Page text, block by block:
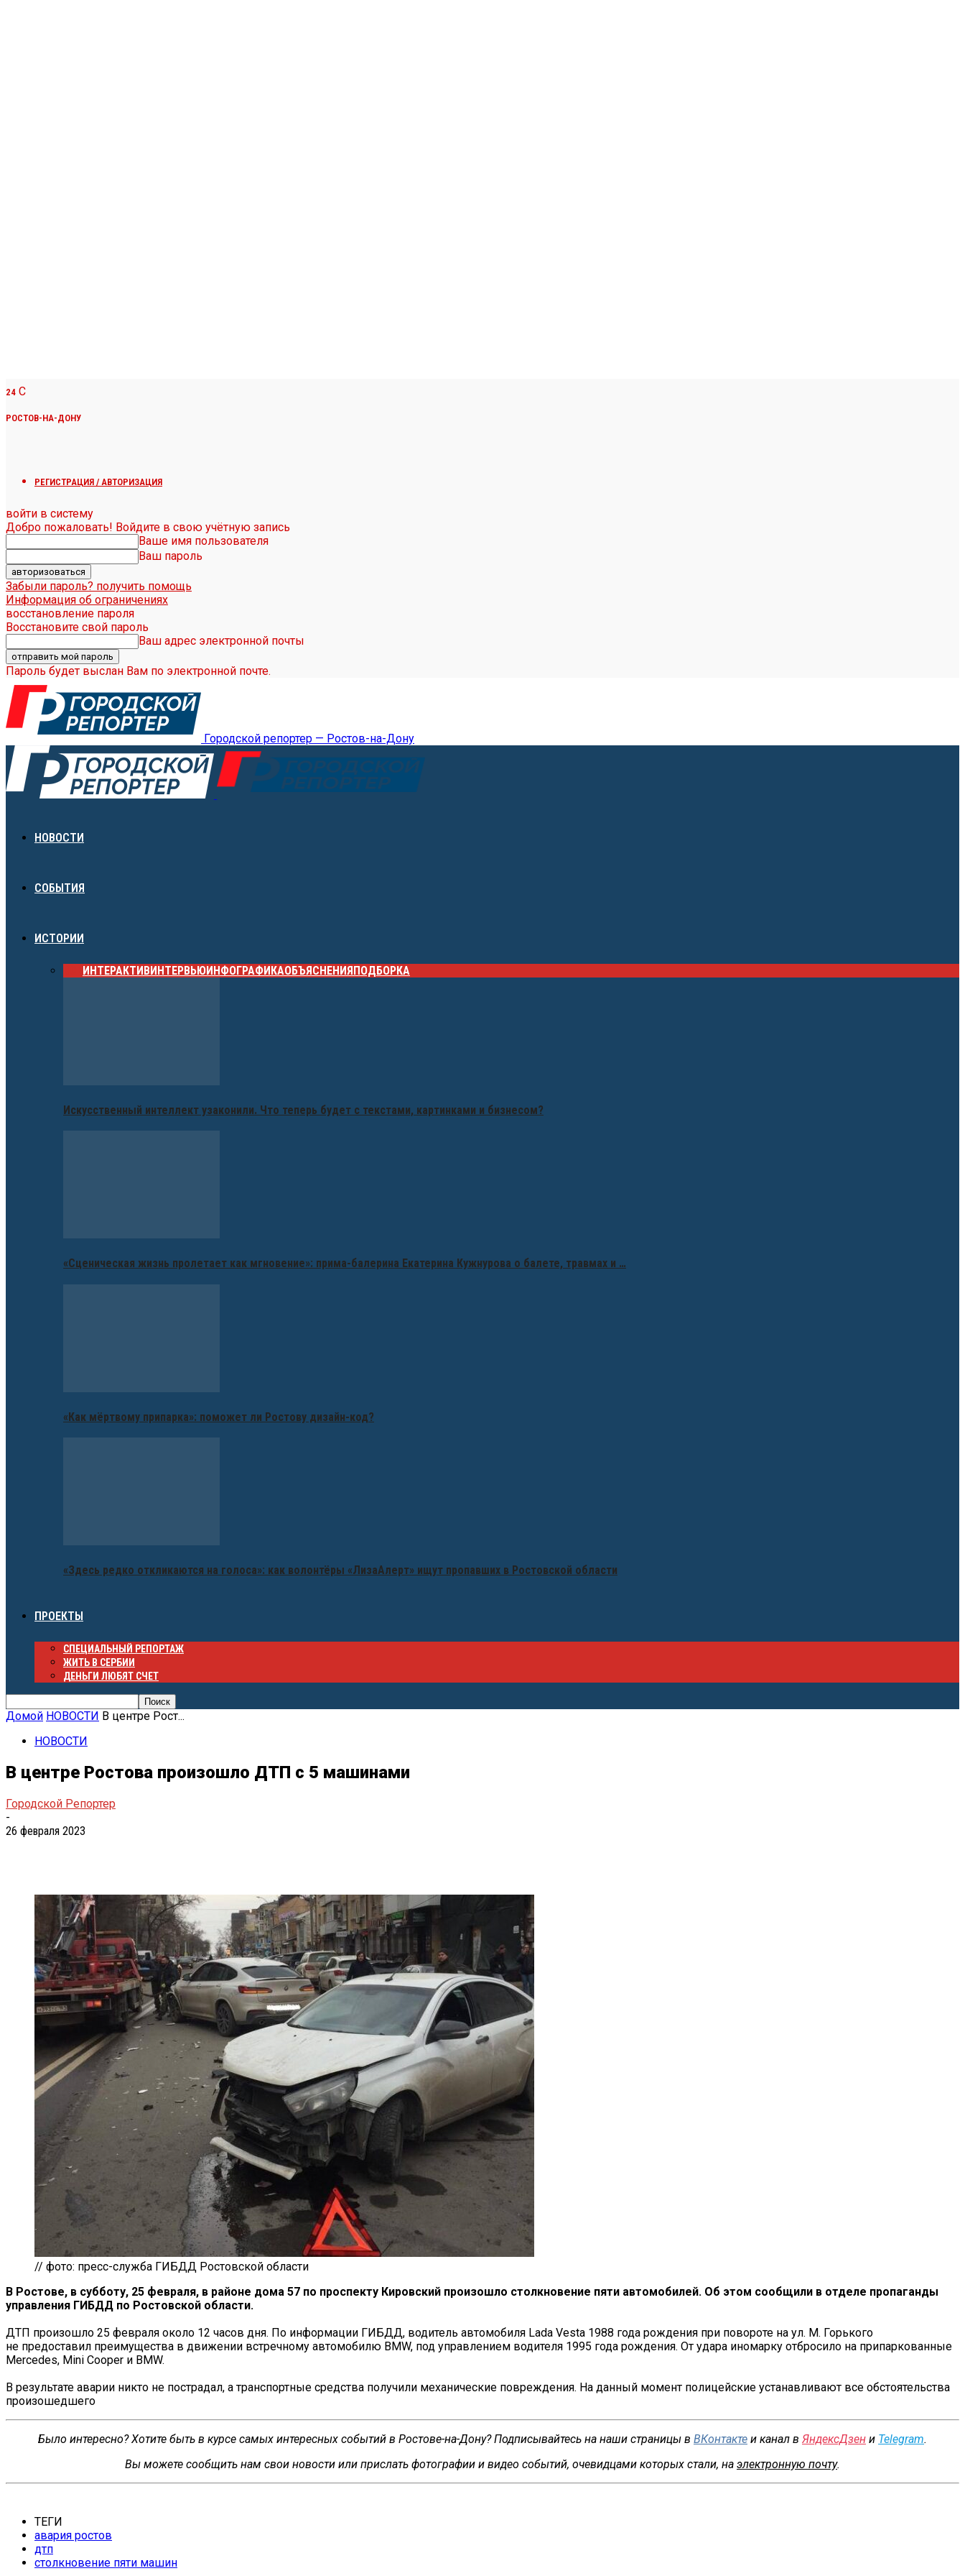
24 C
РОСТОВ-НА-ДОНУ
РЕГИСТРАЦИЯ / АВТОРИЗАЦИЯ
войти в систему
Добро пожаловать! Войдите в свою учётную запись
Ваше имя пользователя
Ваш пароль
Забыли пароль? получить помощь
Информация об ограничениях
восстановление пароля
Восстановите свой пароль
Ваш адрес электронной почты
Пароль будет выслан Вам по электронной почте.
Городской репортер — Ростов-на-Дону
НОВОСТИ
СОБЫТИЯ
ИСТОРИИ
ИНТЕРАКТИВИНТЕРВЬЮИНФОГРАФИКАОБЪЯСНЕНИЯПОДБОРКА
Искусственный интеллект узаконили. Что теперь будет с текстами, картинками и бизнесом?
«Сценическая жизнь пролетает как мгновение»: прима-балерина Екатерина Кужнурова о балете, травмах и …
«Как мёртвому припарка»: поможет ли Ростову дизайн-код?
«Здесь редко откликаются на голоса»: как волонтёры «ЛизаАлерт» ищут пропавших в Ростовской области
ПРОЕКТЫ
СПЕЦИАЛЬНЫЙ РЕПОРТАЖ
ЖИТЬ В СЕРБИИ
ДЕНЬГИ ЛЮБЯТ СЧЕТ
Домой НОВОСТИ В центре Рост...
НОВОСТИ
В центре Ростова произошло ДТП с 5 машинами
Городской Репортер
-
26 февраля 2023
// фото: пресс-служба ГИБДД Ростовской области
В Ростове, в субботу, 25 февраля, в районе дома 57 по проспекту Кировский произошло столкновение пяти автомобилей. Об этом сообщили в отделе пропаганды
управления ГИБДД по Ростовской области.
ДТП произошло 25 февраля около 12 часов дня. По информации ГИБДД, водитель автомобиля Lada Vesta 1988 года рождения при повороте на ул. М. Горького
не предоставил преимущества в движении встречному автомобилю BMW, под управлением водителя 1995 года рождения. От удара иномарку отбросило на припаркованные
Mercedes, Mini Cooper и BMW.
В результате аварии никто не пострадал, а транспортные средства получили механические повреждения. На данный момент полицейские устанавливают все обстоятельства
произошедшего
Было интересно? Хотите быть в курсе самых интересных событий в Ростове-на-Дону? Подписывайтесь на наши страницы в ВКонтакте и канал в ЯндексДзен и Telegram.
Вы можете сообщить нам свои новости или прислать фотографии и видео событий, очевидцами которых стали, на электронную почту.
ТЕГИ
авария ростов
дтп
столкновение пяти машин